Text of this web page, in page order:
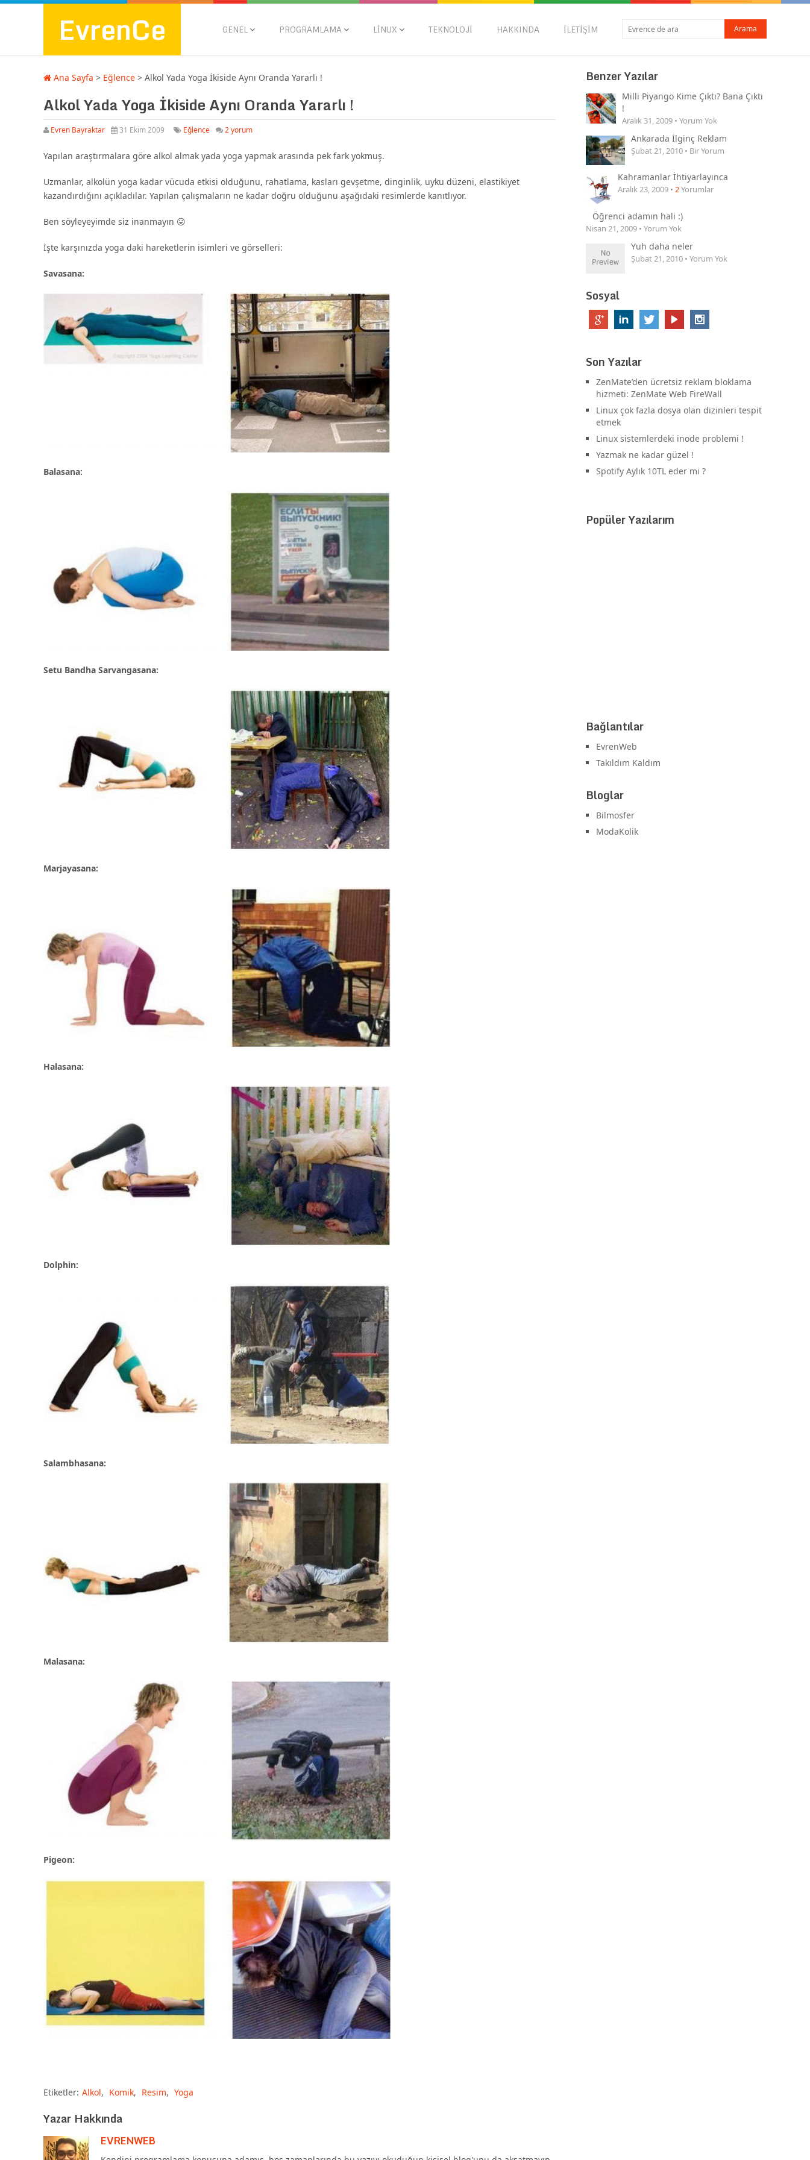
EvrenCe GENEL PROGRAMLAMA LINUX TEKNOLOJI HAKKINDA İLETIŞIM
Ana Sayfa > Eğlence > Alkol Yada Yoga İkiside Aynı Oranda Yararlı !
Alkol Yada Yoga İkiside Aynı Oranda Yararlı !
Evren Bayraktar 31 Ekim 2009 Eğlence 2 yorum
Yapılan araştırmalara göre alkol almak yada yoga yapmak arasında pek fark yokmuş.
Uzmanlar, alkolün yoga kadar vücuda etkisi olduğunu, rahatlama, kasları gevşetme, dinginlik, uyku düzeni, elastikiyet
kazandırdığını açıkladılar. Yapılan çalışmaların ne kadar doğru olduğunu aşağıdaki resimlerde kanıtlıyor.
Ben söyleyeyimde siz inanmayın 😛
İşte karşınızda yoga daki hareketlerin isimleri ve görselleri:
Savasana:
Balasana:
Setu Bandha Sarvangasana:
Marjayasana:
Halasana:
Dolphin:
Salambhasana:
Malasana:
Pigeon:
Etiketler: Alkol, Komik, Resim, Yoga
Yazar Hakkında
EVRENWEB
Benzer Yazılar
Milli Piyango Kime Çıktı? Bana Çıktı
!
Aralık 31, 2009 • Yorum Yok
Ankarada İlginç Reklam
Şubat 21, 2010 • Bir Yorum
Kahramanlar İhtiyarlayınca
Aralık 23, 2009 • 2Yorumlar
Öğrenci adamın hali :)
Nisan 21, 2009 • Yorum Yok
Yuh daha neler
Şubat 21, 2010 • Yorum Yok
Sosyal
Son Yazılar
ZenMate’den ücretsiz reklam bloklama
hizmeti: ZenMate Web FireWall
Linux çok fazla dosya olan dizinleri tespit
etmek
Linux sistemlerdeki inode problemi !
Yazmak ne kadar güzel !
Spotify Aylık 10TL eder mi ?
Popüler Yazılarım
Bağlantılar
EvrenWeb
Takıldım Kaldım
Bloglar
Bilmosfer
ModaKolik